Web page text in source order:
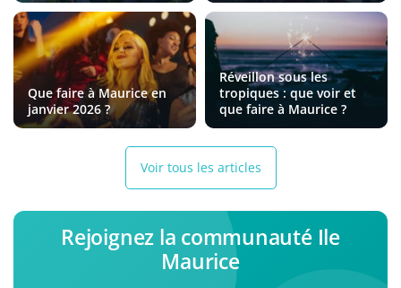
Que faire à Maurice en
janvier 2026 ?
Réveillon sous les
tropiques : que voir et
que faire à Maurice ?
Voir tous les articles
Rejoignez la communauté Ile
Maurice